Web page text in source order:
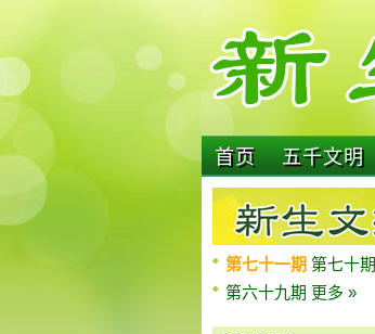
首页 五千文明
第七十一期 第七十期
第六十九期 更多 »